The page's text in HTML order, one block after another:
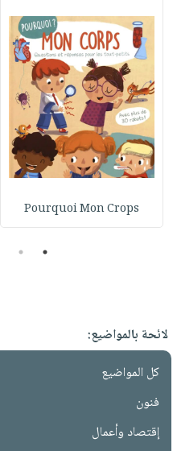
Pourquoi Mon Crops
1
2
لائحة بالمواضيع:
كل المواضيع
فنون
إقتصاد وأعمال